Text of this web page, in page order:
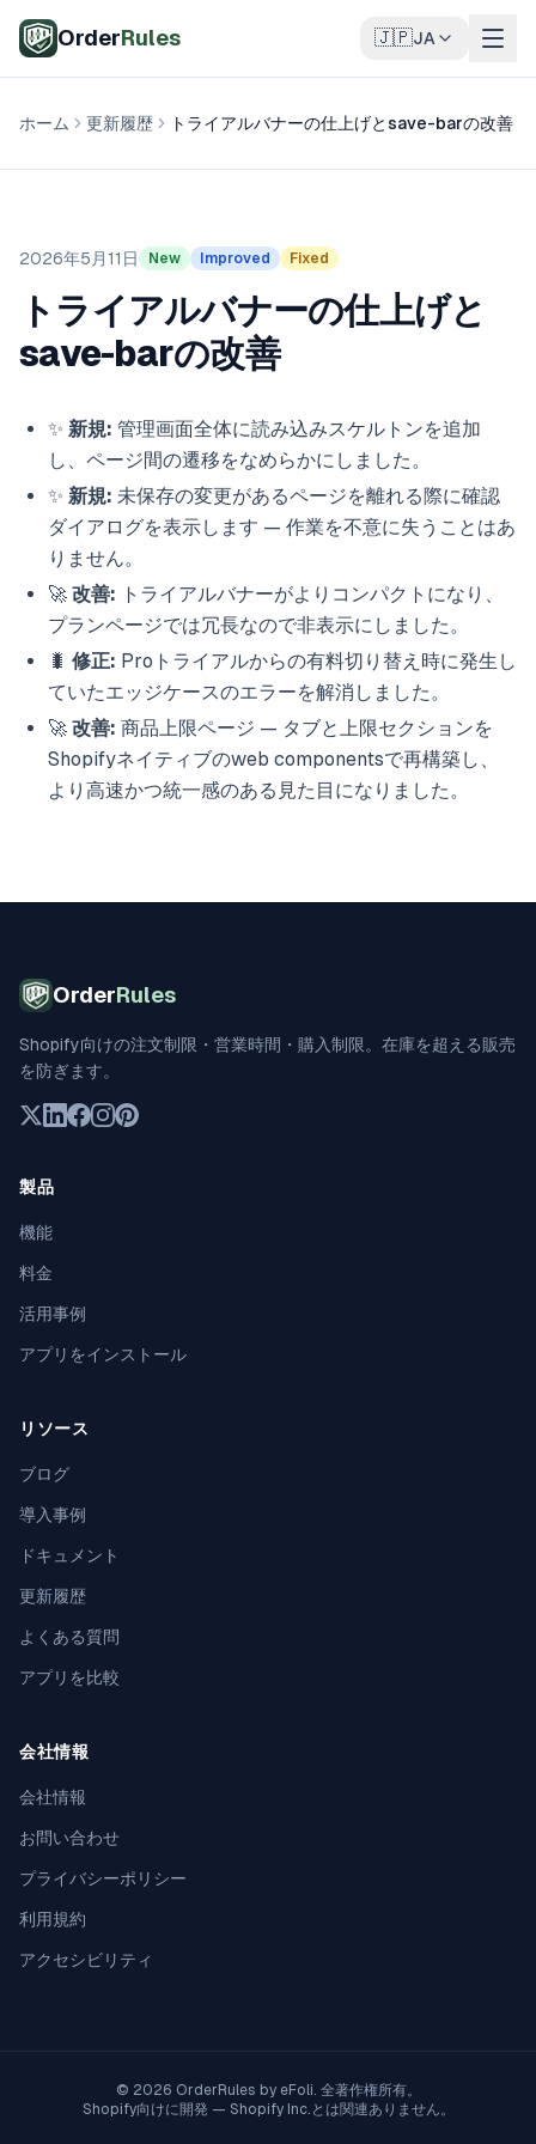
OrderRules 🇯🇵JA
ホーム 更新履歴 トライアルバナーの仕上げとsave-barの改善
2026年5月11日 New Improved Fixed
トライアルバナーの仕上げと
save-barの改善
✨ 新規: 管理画面全体に読み込みスケルトンを追加
し、ページ間の遷移をなめらかにしました。
✨ 新規: 未保存の変更があるページを離れる際に確認
ダイアログを表示します — 作業を不意に失うことはあ
りません。
🚀 改善: トライアルバナーがよりコンパクトになり、
プランページでは冗長なので非表示にしました。
🐛 修正: Proトライアルからの有料切り替え時に発生し
ていたエッジケースのエラーを解消しました。
🚀 改善: 商品上限ページ — タブと上限セクションを
Shopifyネイティブのweb componentsで再構築し、
より高速かつ統一感のある見た目になりました。
OrderRules
Shopify向けの注文制限・営業時間・購入制限。在庫を超える販売
を防ぎます。
製品
機能
料金
活用事例
アプリをインストール
リソース
ブログ
導入事例
ドキュメント
更新履歴
よくある質問
アプリを比較
会社情報
会社情報
お問い合わせ
プライバシーポリシー
利用規約
アクセシビリティ
© 2026 OrderRules by eFoli. 全著作権所有。
Shopify向けに開発 — Shopify Inc.とは関連ありません。